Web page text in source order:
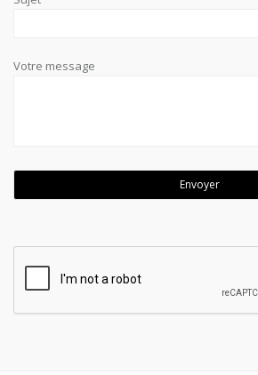
Votre message